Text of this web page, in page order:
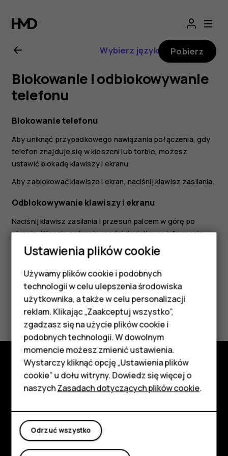
Nokia
G21
—
instrukcja
obsługi
Smartfony
Telefony z funkcjami
podstawowymi
Akcesoria
HMD Terra M
Tablety
Moje konto
Wybierz język Pobierz
Blokowanie i odblokowywanie
telefonu
Blokowanie telefonu
Aby uniknąć przypadkowego nawiązania połączenia, gdy
telefon znajduje się w kieszeni lub torbie, możesz
ustawić blokadę klawiszy i ekranu.
Aby zablokować klawisze i ekran, naciśnij klawisz zasilania.
Odblokowywanie klawiszy i ekranu
Naciśnij klawisz zasilania i przesuń palcem w górę po
ekranie. W razie potrzeby podaj dodatkowe informacje.
Czy te informacje były pomocne?
Tak Nie
Poznaj
Planet and people
Wsparcie
Ustawienia plików cookie
Używamy plików cookie i podobnych
technologii w celu ulepszenia środowiska
użytkownika, a także w celu personalizacji
reklam. Klikając „Zaakceptuj wszystko”,
zgadzasz się na użycie plików cookie i
podobnych technologii. W dowolnym
momencie możesz zmienić ustawienia.
Wystarczy kliknąć opcję „Ustawienia plików
cookie” u dołu witryny. Dowiedz się więcej o
naszychZasadach dotyczących plików cookie.
Odrzuć wszystko